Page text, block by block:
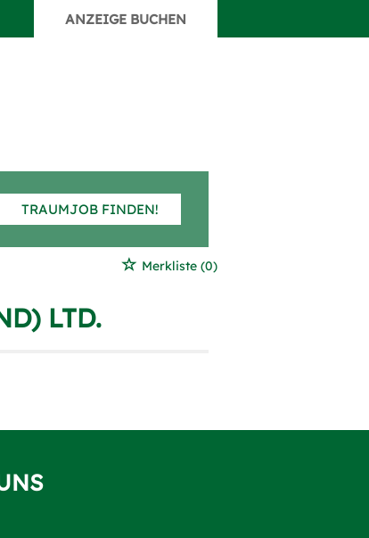
ANZEIGE BUCHEN
TRAUMJOB FINDEN!
Merkliste (0)
LTD.